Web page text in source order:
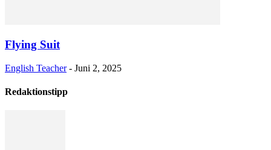
Flying Suit
English Teacher - Juni 2, 2025
Redaktionstipp